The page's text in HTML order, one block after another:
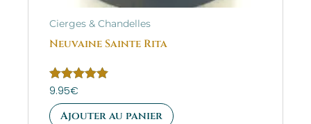
Cierges & Chandelles
Neuvaine Sainte Rita
Note
sur 5
9.95€
Ajouter au panier